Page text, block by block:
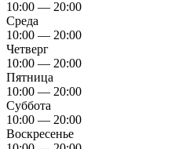
10:00 — 20:00
Среда
10:00 — 20:00
Четверг
10:00 — 20:00
Пятница
10:00 — 20:00
Суббота
10:00 — 20:00
Воскресенье